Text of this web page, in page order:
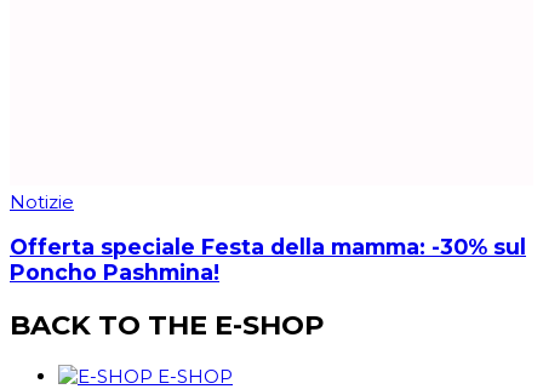
Notizie
Offerta speciale Festa della mamma: -30% sul
Poncho Pashmina!
BACK TO THE E-SHOP
E-SHOP